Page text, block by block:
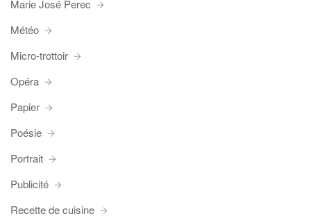
Marie José Perec
Météo
Micro-trottoir
Opéra
Papier
Poésie
Portrait
Publicité
Recette de cuisine